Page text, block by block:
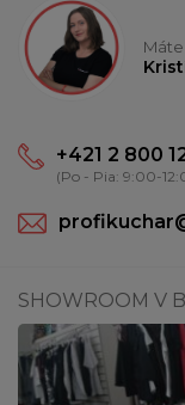
+421 2 800
(Po - Pia: 9:00-
SHOWROOM V